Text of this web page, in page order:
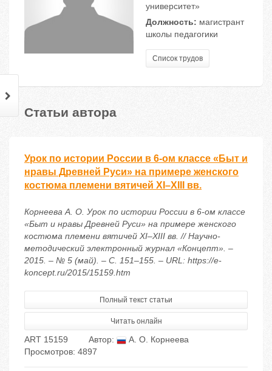
университет»
Должность: магистрант
школы педагогики
Список трудов
Статьи автора
Урок по истории России в 6-ом классе «Быт и
нравы Древней Руси» на примере женского
костюма племени вятичей XI–XIII вв.
Корнеева А. О. Урок по истории России в 6-ом классе
«Быт и нравы Древней Руси» на примере женского
костюма племени вятичей XI–XIII вв. // Научно-
методический электронный журнал «Концепт». –
2015. – № 5 (май). – С. 151–155. – URL: https://e-
koncept.ru/2015/15159.htm
Полный текст статьи
Читать онлайн
ART 15159 Автор:
А. О. Корнеева
Просмотров: 4897